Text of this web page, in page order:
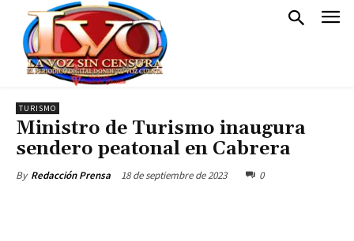
TURISMO
Ministro de Turismo inaugura
sendero peatonal en Cabrera
By Redacción Prensa 18 de septiembre de 2023 0